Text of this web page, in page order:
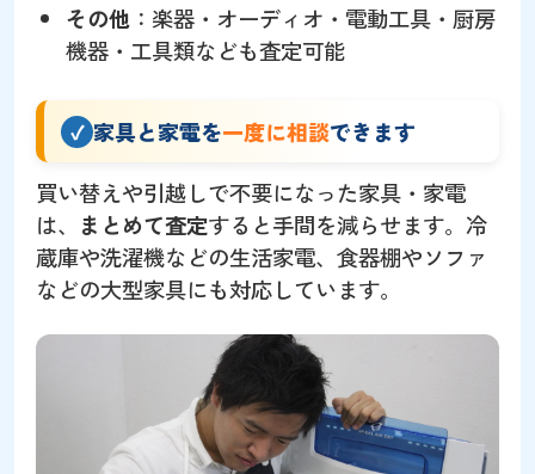
その他 ：楽器・オーディオ・電動工具・厨房
機器・工具類なども査定可能
家具と家電を一度に相談できます
買い替えや引越しで不要になった家具・家電
は、
まとめて査定すると手間を減らせます。冷
蔵庫や洗濯機などの生活家電、食器棚やソファ
などの大型家具にも対応しています。